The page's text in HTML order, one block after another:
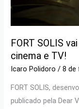
FORT SOLIS
cinema e TV!
Icaro Polidoro/8 de
FORT SOLIS,
publicado pela Dear